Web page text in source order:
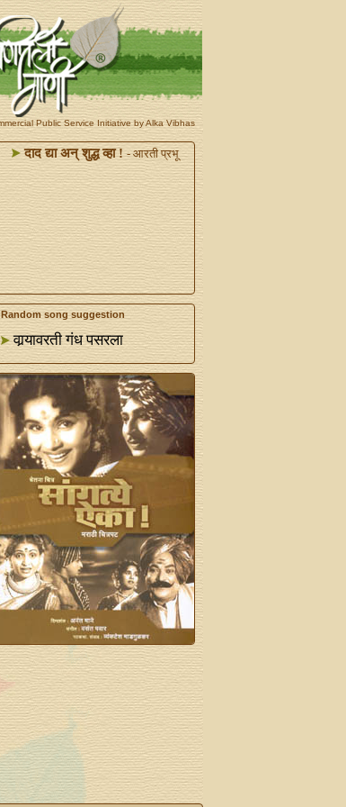
Public Service Initiative by Alka Vibhas
दाद द्या अन्‌ शुद्ध व्हा ! - आरती प्रभू
Random song suggestion
वार्‍यावरती गंध पसरला